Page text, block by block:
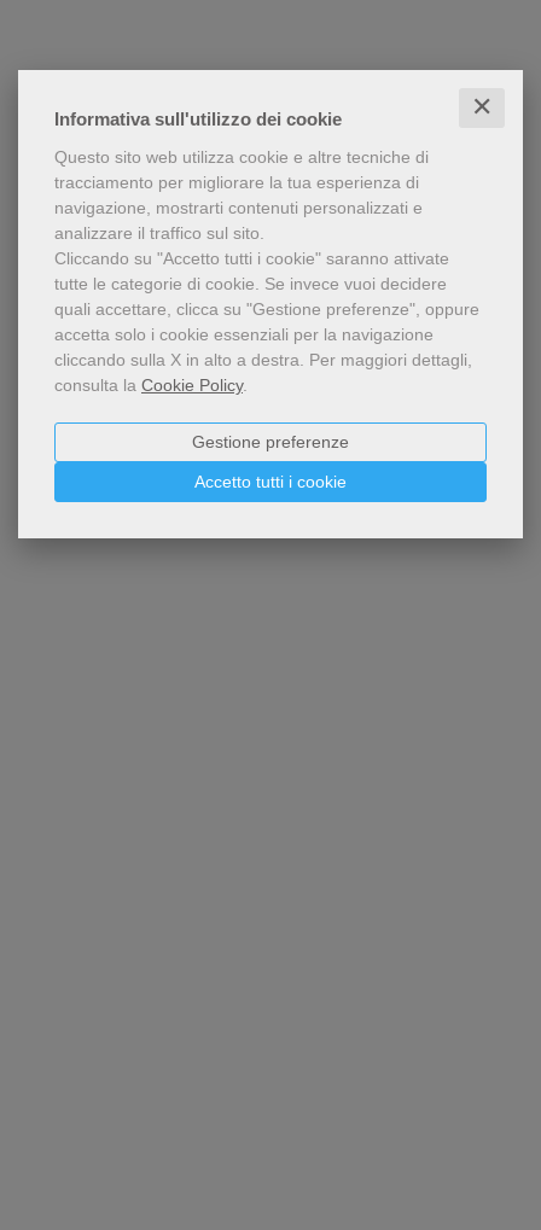
Informativa sull'utilizzo dei cookie ✕
Questo sito web utilizza cookie e altre tecniche di
tracciamento per migliorare la tua esperienza di
navigazione, mostrarti contenuti personalizzati e
analizzare il traffico sul sito.
Cliccando su "Accetto tutti i cookie" saranno attivate
tutte le categorie di cookie. Se invece vuoi decidere
quali accettare, clicca su "Gestione preferenze", oppure
accetta solo i cookie essenziali per la navigazione
cliccando sulla X in alto a destra. Per maggiori dettagli,
consulta la Cookie Policy.
Accetto tutti i cookie
Gestione preferenze